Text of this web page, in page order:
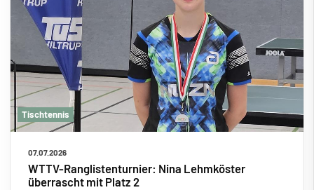
Tischtennis
07.07.2026
WTTV-Ranglistenturnier: Nina Lehmköster
überrascht mit Platz 2